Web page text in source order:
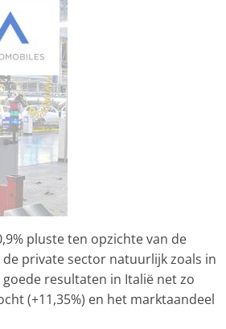
pluste ten opzichte van de
private sector natuurlijk zoals in
resultaten in Italië net zo
(+11,35%) en het marktaandeel